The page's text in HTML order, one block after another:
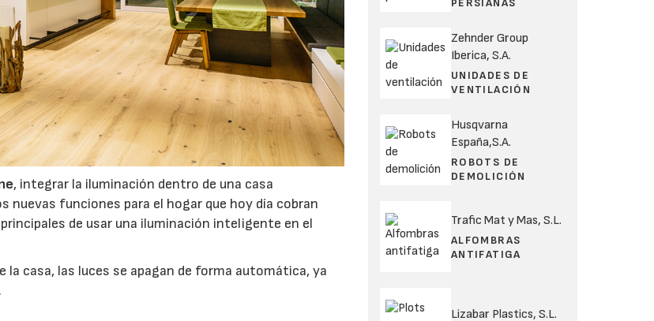
, integrar la iluminación dentro de una casa
nuevas funciones para el hogar que hoy día cobran
de usar una iluminación inteligente en el
la casa, las luces se apagan de forma automática, ya
Zehnder Group
Iberica, S.A.
UNIDADES DE
VENTILACIÓN
Husqvarna
España,S.A.
ROBOTS DE
DEMOLICIÓN
Trafic Mat y Mas, S.L.
ALFOMBRAS
ANTIFATIGA
Lizabar Plastics, S.L.